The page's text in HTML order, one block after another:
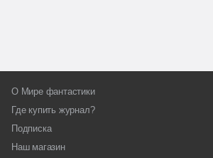
О Мире фантастики
Где купить журнал?
Подписка
Наш магазин